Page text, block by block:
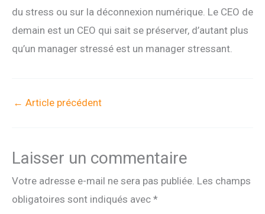
du stress ou sur la déconnexion numérique. Le CEO de
demain est un CEO qui sait se préserver, d’autant plus
qu’un manager stressé est un manager stressant.
← Article précédent
Laisser un commentaire
Votre adresse e-mail ne sera pas publiée. Les champs
obligatoires sont indiqués avec *